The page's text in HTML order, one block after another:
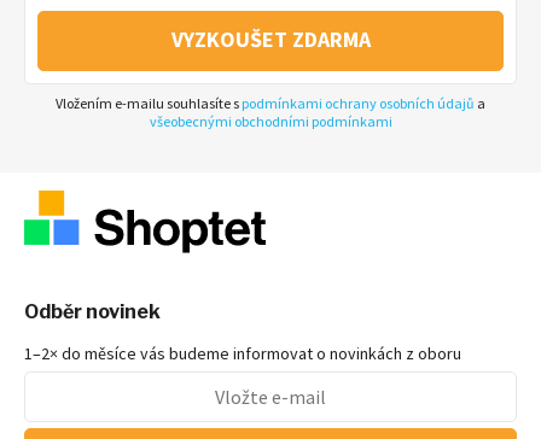
VYZKOUŠET ZDARMA
Vložením e-mailu souhlasíte s podmínkami ochrany osobních údajů a
všeobecnými obchodními podmínkami
Odběr novinek
1–2× do měsíce vás budeme informovat o novinkách z oboru